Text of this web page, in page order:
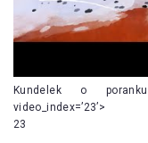
Kundelek o poranku
video_index=’23’>
23